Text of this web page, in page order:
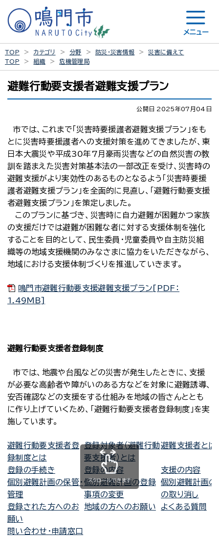
メニュー
TOP カテゴリ 分野 防災・災害情報
災害に備えて
TOP
組織 危機管理局
避難行動要支援者避難支援プラン
公開日 2025年07月04日
市では、これまで「災害時要援護者避難支援プラン」をも
とに災害時要援護者への支援対策を進めてきましたが、東
日本大震災や平成30年7月豪雨災害などの自然災害の教
訓を踏まえた災害対策基本法の一部改正を受け、災害時の
避難支援がより実効性のあるものとなるよう「災害時要援
護者避難支援プラン」を全面的に見直し、「避難行動要支援
者避難支援プラン」を策定しました。
このプランに基づき、災害時に自力避難が困難かつ家族
の支援だけでは避難が困難な者に対する支援体制を強化
することを目的として、民生委員・児童委員や自主防災組
織等の地域支援機関のみなさまに協力をいただきながら、
地域における支援体制づくりを推進していきます。
鳴門市避難行動要支援避難支援プラン[PDF：
1.49MB]
避難行動要支援者登録制度
市では、地震や台風などの災害が発生したときに、支援
が必要な高齢者や障がいのある方などを対象に避難誘導、
安否確認などの支援をする仕組みを地域の皆さんととも
に作り上げていくため、「避難行動要支援者登録制度」を実
施しています。
避難行動要支援者登
録制度とは
登録対象者（避難行動
要支援者）とは
避難支援者とは
登録の手続き 登録の内容
支援の内容
個別避難計画の保管・
管理
個別避難計画の登録
事項の変更
個別避難計画の
の取り消し
登録された方へのお
願い
地域の方へのお願い よくある質問
問い合わせ・申請窓口
スクロールできます